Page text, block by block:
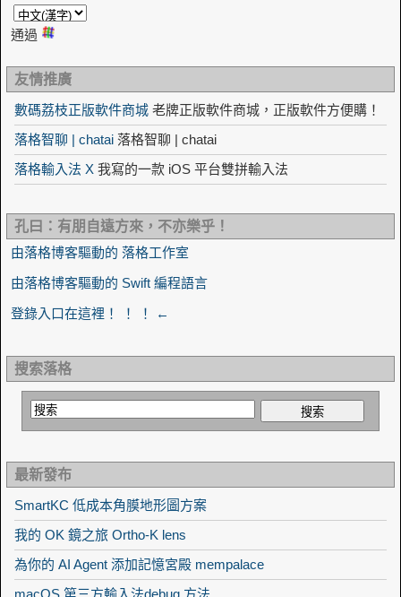
通過
友情推廣
數碼荔枝正版軟件商城 老牌正版軟件商城，正版軟件方便購！
落格智聊 | chatai 落格智聊 | chatai
落格輸入法 X 我寫的一款 iOS 平台雙拼輸入法
孔曰：有朋自遠方來，不亦樂乎！
由落格博客驅動的 落格工作室
由落格博客驅動的 Swift 編程語言
登錄入口在這裡！ ！ ！ ←
搜索落格
最新發布
SmartKC 低成本角膜地形圖方案
我的 OK 鏡之旅 Ortho-K lens
為你的 AI Agent 添加記憶宮殿 mempalace
macOS 第三方輸入法debug 方法